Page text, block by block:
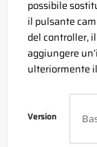
possibile
il pulsante
del controller,
aggiungere
ulteriormente
Version